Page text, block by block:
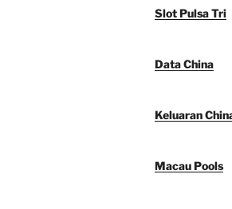
Slot Pulsa Tri
Data China
Keluaran
Macau Pools